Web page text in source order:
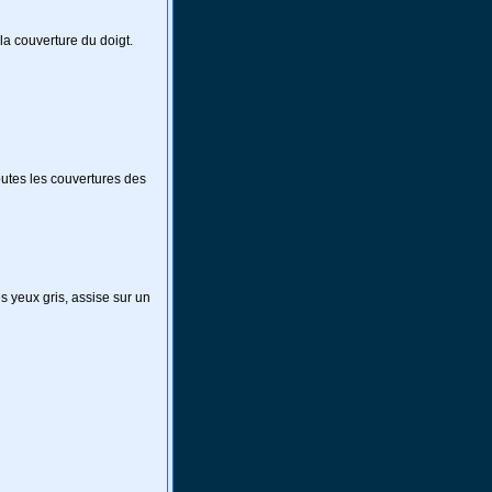
couverture du doigt.
les couvertures des
yeux gris, assise sur un